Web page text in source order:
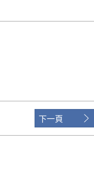
下一頁